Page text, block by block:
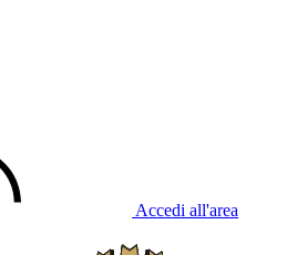
Accedi all'area